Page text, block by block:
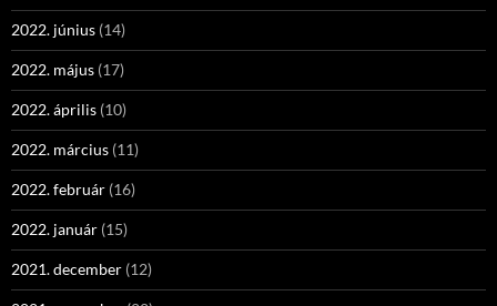
2022. június (14)
2022. május (17)
2022. április (10)
2022. március (11)
2022. február (16)
2022. január (15)
2021. december (12)